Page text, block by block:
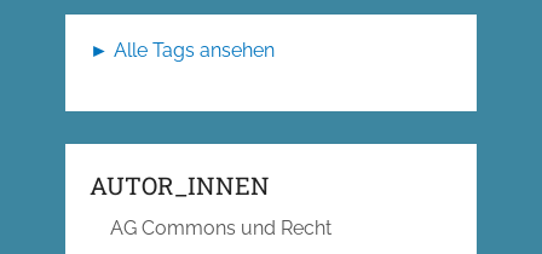
► Alle Tags ansehen
AUTOR_INNEN
AG Commons und Recht